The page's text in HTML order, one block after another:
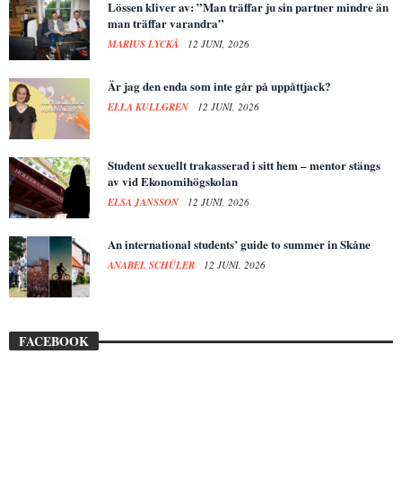
Lössen kliver av: ”Man träffar ju sin partner mindre än
man träffar varandra”
MARIUS LYCKÅ 12 JUNI, 2026
Är jag den enda som inte går på uppåttjack?
ELLA KULLGREN 12 JUNI, 2026
Student sexuellt trakasserad i sitt hem – mentor stängs
av vid Ekonomihögskolan
ELSA JANSSON 12 JUNI, 2026
An international students’ guide to summer in Skåne
ANABEL SCHÜLER 12 JUNI, 2026
FACEBOOK